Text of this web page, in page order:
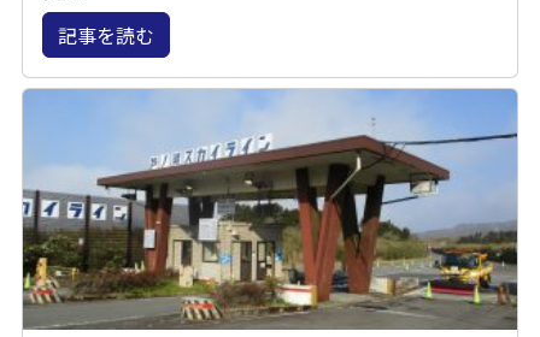
記事を読む